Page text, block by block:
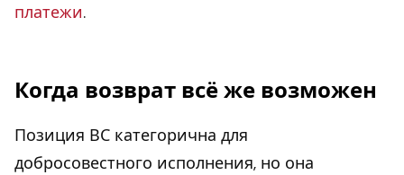
платежи.
Когда возврат всё же возможен
Позиция ВС категорична для
добросовестного исполнения, но она